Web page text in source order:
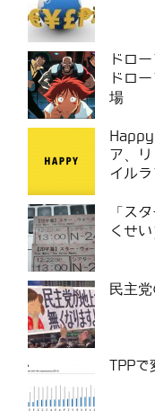
ドロ
ドロ
場
ア、
イル
「ス
くせ
民主
TPPで